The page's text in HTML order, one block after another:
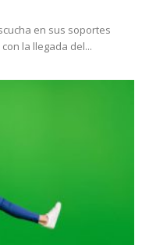
en sus soportes
la llegada del...